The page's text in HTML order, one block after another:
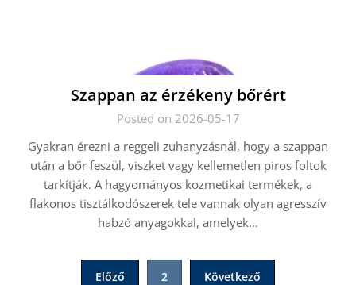
Szappan az érzékeny bőrért
Posted on 2026-05-17
Gyakran érezni a reggeli zuhanyzásnál, hogy a szappan
után a bőr feszül, viszket vagy kellemetlen piros foltok
tarkítják. A hagyományos kozmetikai termékek, a
flakonos tisztálkodószerek tele vannak olyan agresszív
habzó anyagokkal, amelyek…
BejegyzésekElőző 2 Következő